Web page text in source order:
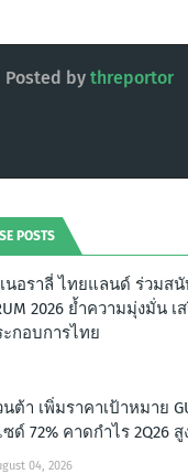
Posted by threportor
POSTS
นอราลี่ ไทยแลนด์ ร่วมสนั
2026 ย้ำความมุ่งมั่น
กอบการไทย
ต้า เพิ่มราคาเป้าหมาย
ด์ 72% คาดกำไร 2Q26
04, 2026